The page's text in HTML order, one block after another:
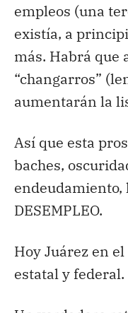
empleos (una
existía, a
más. Habrá que
“changarros”
aumentarán la
Así que esta
baches,
endeudamiento,
DESEMPLEO.
Hoy Juárez en
estatal y federal.